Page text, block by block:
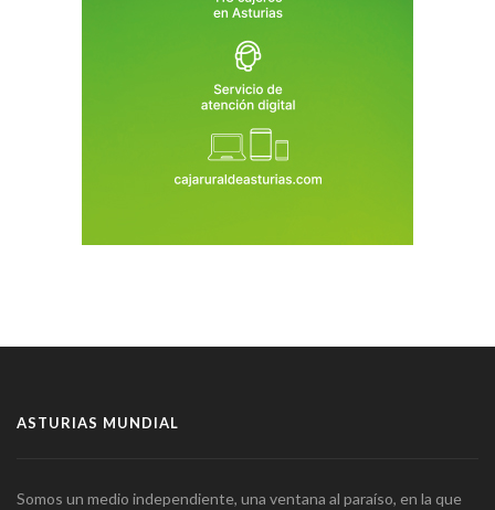
ASTURIAS MUNDIAL
Somos un medio independiente, una ventana al paraíso, en la que